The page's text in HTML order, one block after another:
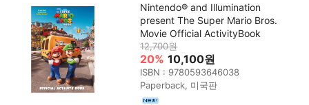
Nintendo® and Illumination
present The Super Mario Bros.
Movie Official ActivityBook
12,700원
20% 10,100원
ISBN : 9780593646038
Paperback, 미국판